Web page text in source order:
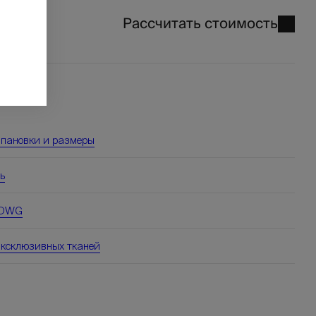
Рассчитать стоимость
и размеры
тканей